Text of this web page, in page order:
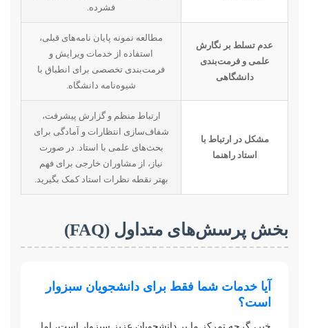
فشرده.
عدم تسلط بر نگارش
علمی و فرمت‌بندی
دانشگاهی
مطالعه نمونه پایان نامه‌های قبلی،
استفاده از خدمات ویرایش و
فرمت‌بندی تخصصی برای انطباق با
شیوه‌نامه دانشگاه.
مشکل در ارتباط با
استاد راهنما
ارتباط منظم و گزارش پیشرفت،
شفاف‌سازی انتظارات و آمادگی برای
بحث‌های علمی با استاد. در صورت
نیاز، از مشاوران خارجی برای فهم
بهتر نقطه نظرات استاد کمک بگیرید.
بخش پرسش‌های متداول (FAQ)
آیا خدمات شما فقط برای دانشجویان سبزوار
است؟